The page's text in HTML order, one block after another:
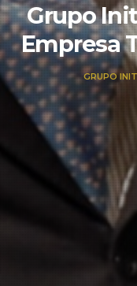
Grupo
Empresa
GRUPO INIT